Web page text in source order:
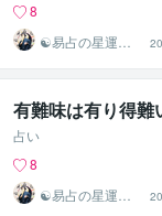
8
☯易占の星運河
有難味は有り得難
占い
8
☯易占の星運河